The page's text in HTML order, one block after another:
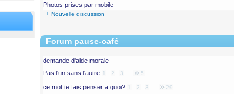
Photos prises par mobile
+ Nouvelle discussion
Forum pause-café
demande d'aide morale
Pas l'un sans l'autre 1 2 3 ... 5
ce mot te fais penser a quoi? 1 2 3 ... 29